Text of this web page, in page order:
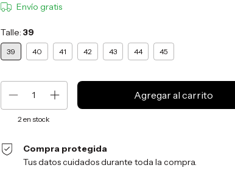
Envío gratis
Talle: 39
39 40 41 42 43 44 45
2 en stock
Compra protegida
Tus datos cuidados durante toda la compra.